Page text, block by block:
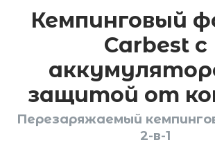
Кемпинговый
Carbest с
защитой от
Перезаряжаемый
2-в-1